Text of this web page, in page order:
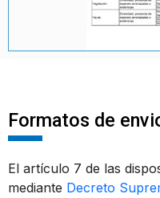
Formatos de
El artículo 7 de las
mediante Decreto